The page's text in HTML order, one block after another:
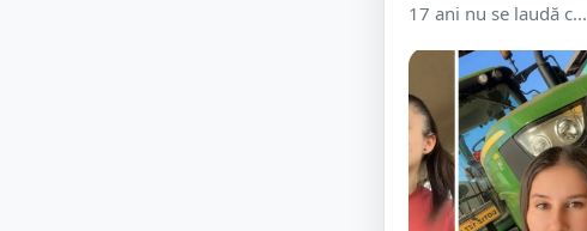
17 ani nu se laudă c...